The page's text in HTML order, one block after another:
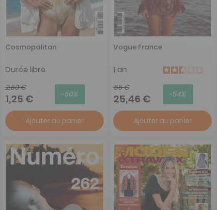
Cosmopolitan
Durée libre
2,50 €
1,25 € -50%
Ajouter au panier
Vogue France
1 an
55 €
25,46 € -54%
Ajouter au panier